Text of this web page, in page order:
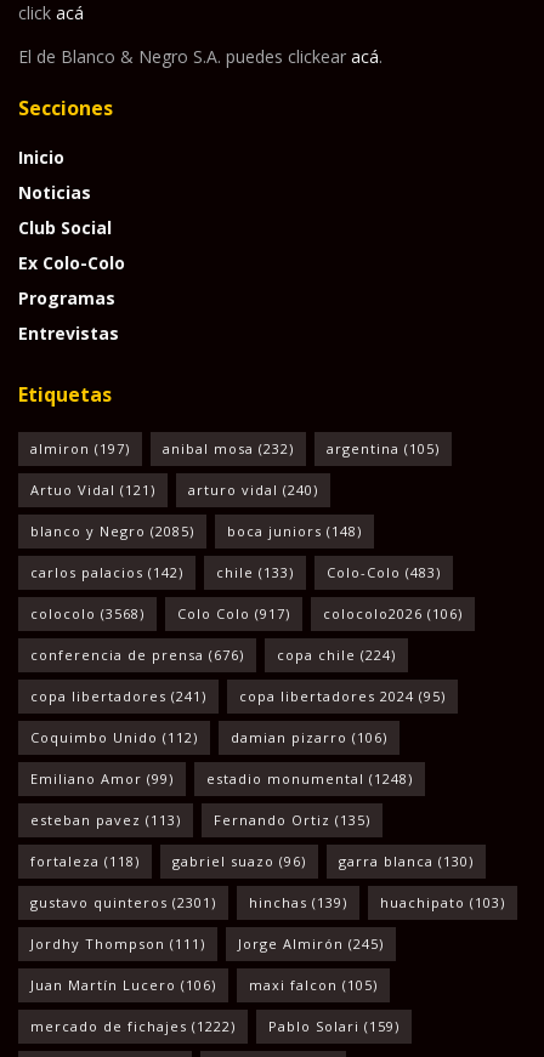
click acá
El de Blanco & Negro S.A. puedes clickear acá.
Secciones
Inicio
Noticias
Club Social
Ex Colo-Colo
Programas
Entrevistas
Etiquetas
almiron (197) anibal mosa (232) argentina (105)
Artuo Vidal (121) arturo vidal (240)
blanco y Negro (2085) boca juniors (148)
carlos palacios (142) chile (133) Colo-Colo (483)
colocolo (3568) Colo Colo (917) colocolo2026 (106)
conferencia de prensa (676) copa chile (224)
copa libertadores (241) copa libertadores 2024 (95)
Coquimbo Unido (112) damian pizarro (106)
Emiliano Amor (99) estadio monumental (1248)
esteban pavez (113) Fernando Ortiz (135)
fortaleza (118) gabriel suazo (96) garra blanca (130)
gustavo quinteros (2301) hinchas (139) huachipato (103)
Jordhy Thompson (111) Jorge Almirón (245)
Juan Martín Lucero (106) maxi falcon (105)
mercado de fichajes (1222) Pablo Solari (159)